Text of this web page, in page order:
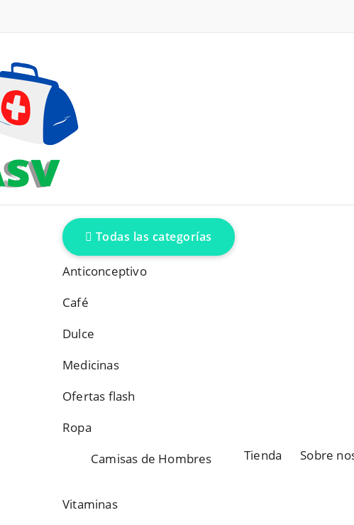
Todas las categorías
Anticonceptivo
Café
Dulce
Medicinas
Ofertas flash
Ropa
Camisas de Hombres
Vitaminas
Tienda Sobre